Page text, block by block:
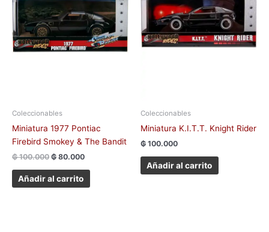
Coleccionables
Miniatura 1977 Pontiac
Firebird Smokey & The Bandit
₲100.000 ₲ 80.000
Añadir al carrito
Coleccionables
Miniatura K.I.T.T. Knight Rider
₲ 100.000
Añadir al carrito